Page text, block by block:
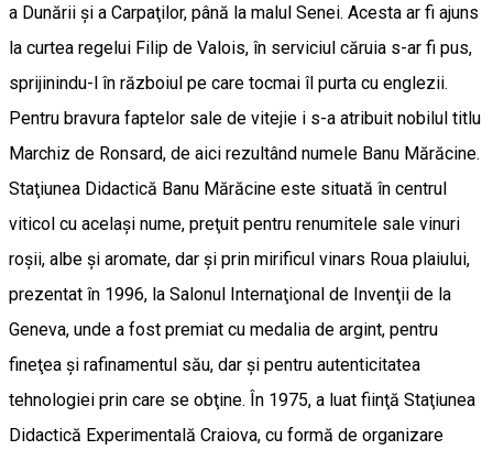
a Dunării şi a Carpaţilor, până la malul Senei. Acesta ar fi ajuns
la curtea regelui Filip de Valois, în serviciul căruia s-ar fi pus,
sprijinindu-l în războiul pe care tocmai îl purta cu englezii.
Pentru bravura faptelor sale de vitejie i s-a atribuit nobilul titlu
Marchiz de Ronsard, de aici rezultând numele Banu Mărăcine.
Staţiunea Didactică Banu Mărăcine este situată în centrul
viticol cu acelaşi nume, preţuit pentru renumitele sale vinuri
roşii, albe şi aromate, dar şi prin mirificul vinars Roua plaiului,
prezentat în 1996, la Salonul Internaţional de Invenţii de la
Geneva, unde a fost premiat cu medalia de argint, pentru
fineţea şi rafinamentul său, dar şi pentru autenticitatea
tehnologiei prin care se obţine. În 1975, a luat fiinţă Staţiunea
Didactică Experimentală Craiova, cu formă de organizare